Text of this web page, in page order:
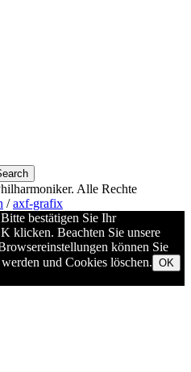
. Alle Rechte
/axf-grafix
bestätigen Sie Ihr
klicken. Beachten Sie unsere
können Sie
und Cookies löschen. OK